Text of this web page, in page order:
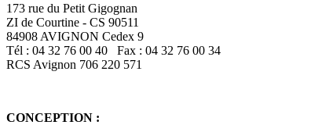
173 rue du Petit Gigognan
ZI de Courtine - CS 90511
84908 AVIGNON Cedex 9
Tél : 04 32 76 00 40 Fax : 04 32 76 00 34
RCS Avignon 706 220 571
CONCEPTION :